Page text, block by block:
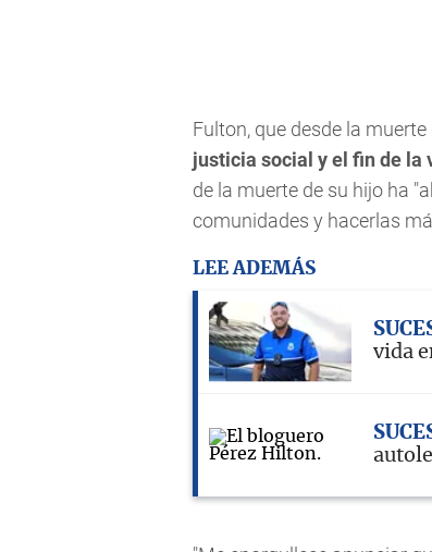
Fulton, que desde la muerte
justicia social y el fin de la
de la muerte de su hijo ha
comunidades y hacerlas
LEE ADEMÁS
vida